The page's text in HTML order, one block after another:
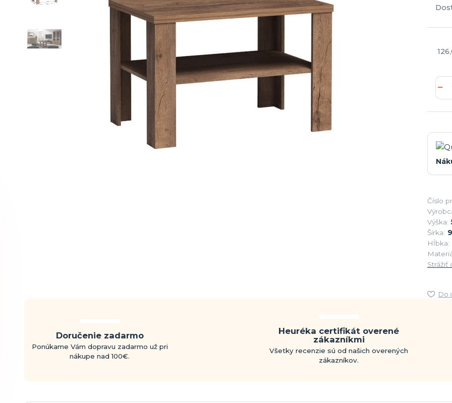
Číslo
Výška:
Šírka:
Hĺbka:
Strážiť
Do
Doručenie zadarmo
Ponúkame Vám dopravu zadarmo už pri
nákupe nad 100€.
Heuréka certifikát overené
zákazníkmi
Všetky recenzie sú od našich overených
zákazníkov.